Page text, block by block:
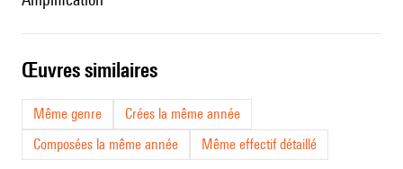
œuvres similaires
Même genre
Crées la même année
Composées la même année
Même effectif détaillé